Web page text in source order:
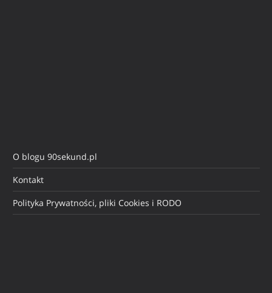
O blogu 90sekund.pl
Kontakt
Polityka Prywatności, pliki Cookies i RODO